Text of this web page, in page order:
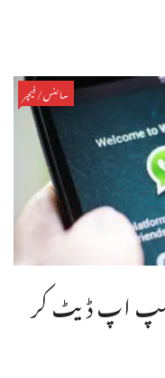
سائنس/فیچر
اپ ڈیٹ کر